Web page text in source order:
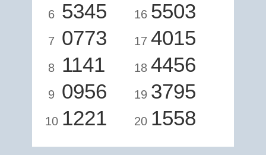
6 5345
7 0773
8 1141
9 0956
10 1221
16 5503
17 4015
18 4456
19 3795
20 1558